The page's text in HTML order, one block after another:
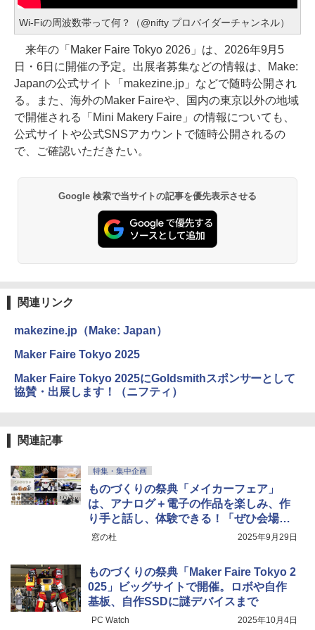
Wi-Fiの周波数帯って何？（@nifty プロバイダーチャンネル）
来年の「Maker Faire Tokyo 2026」は、2026年9月5
日・6日に開催の予定。出展者募集などの情報は、Make:
Japanの公式サイト「makezine.jp」などで随時公開され
る。また、海外のMaker Faireや、国内の東京以外の地域
で開催される「Mini Makery Faire」の情報についても、
公式サイトや公式SNSアカウントで随時公開されるの
で、ご確認いただきたい。
Google 検索で当サイトの記事を優先表示させる
関連リンク
makezine.jp（Make: Japan）
Maker Faire Tokyo 2025
Maker Faire Tokyo 2025にGoldsmithスポンサーとして
協賛・出展します！（ニフティ）
関連記事
特集・集中企画
ものづくりの祭典「メイカーフェア」
は、アナログ＋電子の作品を楽しみ、作
り手と話し、体験できる！「ぜひ会場で
楽しんで欲しい」
窓の杜 2025年9月29日
ものづくりの祭典「Maker Faire Tokyo 2
025」ビッグサイトで開催。ロボや自作
基板、自作SSDに謎デバイスまで
PC Watch 2025年10月4日